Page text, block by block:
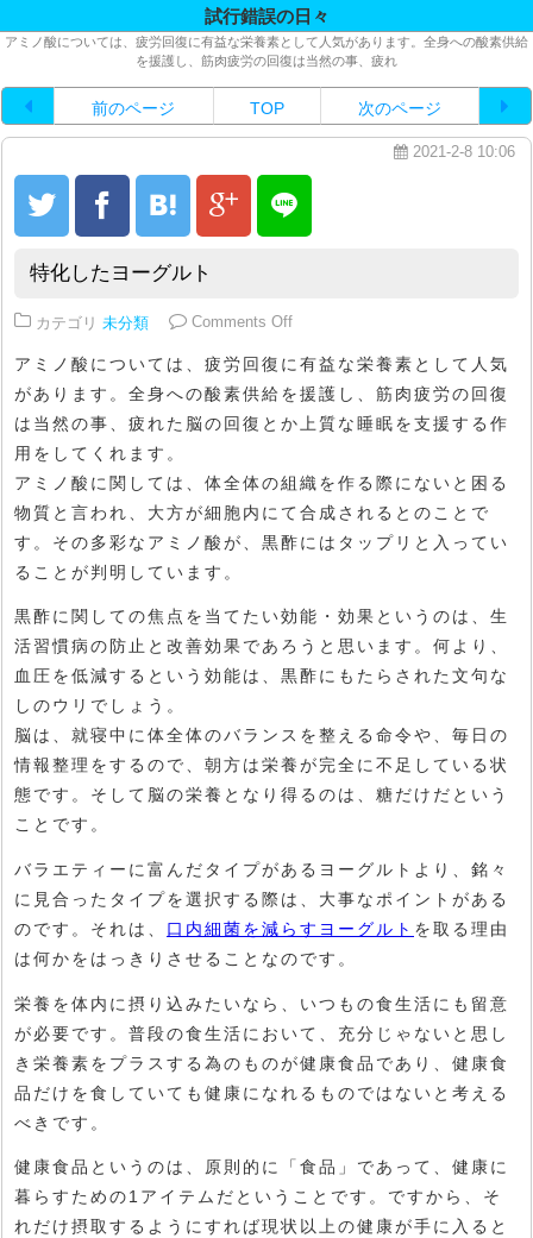
試行錯誤の日々
アミノ酸については、疲労回復に有益な栄養素として人気があります。全身への酸素供給
を援護し、筋肉疲労の回復は当然の事、疲れ
前のページ TOP 次のページ
2021-2-8 10:06
特化したヨーグルト
カテゴリ 未分類 Comments Offon 特化したヨーグルト
アミノ酸については、疲労回復に有益な栄養素として人気
があります。全身への酸素供給を援護し、筋肉疲労の回復
は当然の事、疲れた脳の回復とか上質な睡眠を支援する作
用をしてくれます。
アミノ酸に関しては、体全体の組織を作る際にないと困る
物質と言われ、大方が細胞内にて合成されるとのことで
す。その多彩なアミノ酸が、黒酢にはタップリと入ってい
ることが判明しています。
黒酢に関しての焦点を当てたい効能・効果というのは、生
活習慣病の防止と改善効果であろうと思います。何より、
血圧を低減するという効能は、黒酢にもたらされた文句な
しのウリでしょう。
脳は、就寝中に体全体のバランスを整える命令や、毎日の
情報整理をするので、朝方は栄養が完全に不足している状
態です。そして脳の栄養となり得るのは、糖だけだという
ことです。
バラエティーに富んだタイプがあるヨーグルトより、銘々
に見合ったタイプを選択する際は、大事なポイントがある
のです。それは、 口内細菌を減らすヨーグルト を取る理由
は何かをはっきりさせることなのです。
栄養を体内に摂り込みたいなら、いつもの食生活にも留意
が必要です。普段の食生活において、充分じゃないと思し
き栄養素をプラスする為のものが健康食品であり、健康食
品だけを食していても健康になれるものではないと考える
べきです。
健康食品というのは、原則的に「食品」であって、健康に
暮らすための1アイテムだということです。ですから、そ
れだけ摂取するようにすれば現状以上の健康が手に入ると